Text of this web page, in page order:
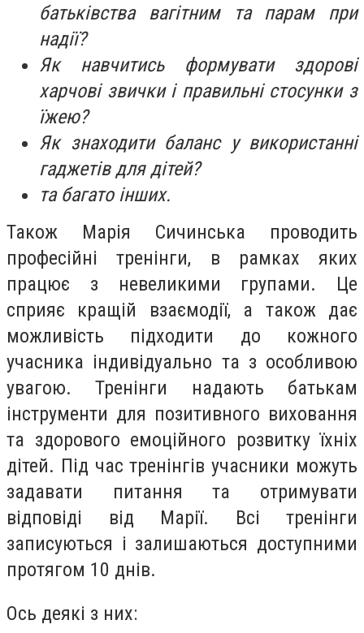
батьківства вагітним та парам при
надії?
Як навчитись формувати здорові
харчові звички і правильні стосунки з
їжею?
Як знаходити баланс у використанні
гаджетів для дітей?
та багато інших.
Також Марія Сичинська проводить
професійні тренінги, в рамках яких
працює з невеликими групами. Це
сприяє кращій взаємодії, а також дає
можливість підходити до кожного
учасника індивідуально та з особливою
увагою. Тренінги надають батькам
інструменти для позитивного виховання
та здорового емоційного розвитку їхніх
дітей. Під час тренінгів учасники можуть
задавати питання та отримувати
відповіді від Марії. Всі тренінги
записуються і залишаються доступними
протягом 10 днів.
Ось деякі з них: